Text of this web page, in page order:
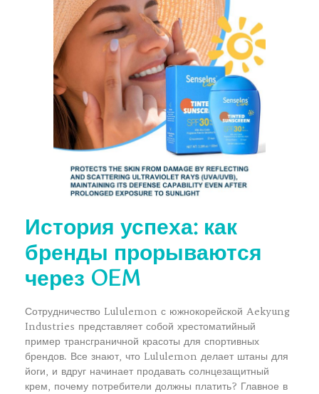
История успеха: как
бренды прорываются
через OEM
Сотрудничество Lululemon с южнокорейской Aekyung
Industries представляет собой хрестоматийный
пример трансграничной красоты для спортивных
брендов. Все знают, что Lululemon делает штаны для
йоги, и вдруг начинает продавать солнцезащитный
крем, почему потребители должны платить? Главное в